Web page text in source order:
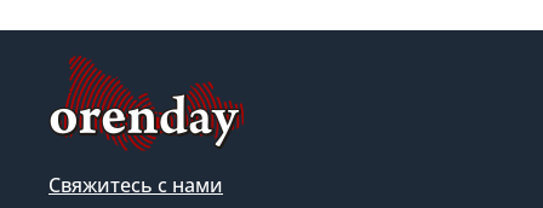
Свяжитесь с нами